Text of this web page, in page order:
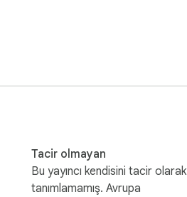
Tacir olmayan
Bu yayıncı kendisini tacir olarak
tanımlamamış. Avrupa